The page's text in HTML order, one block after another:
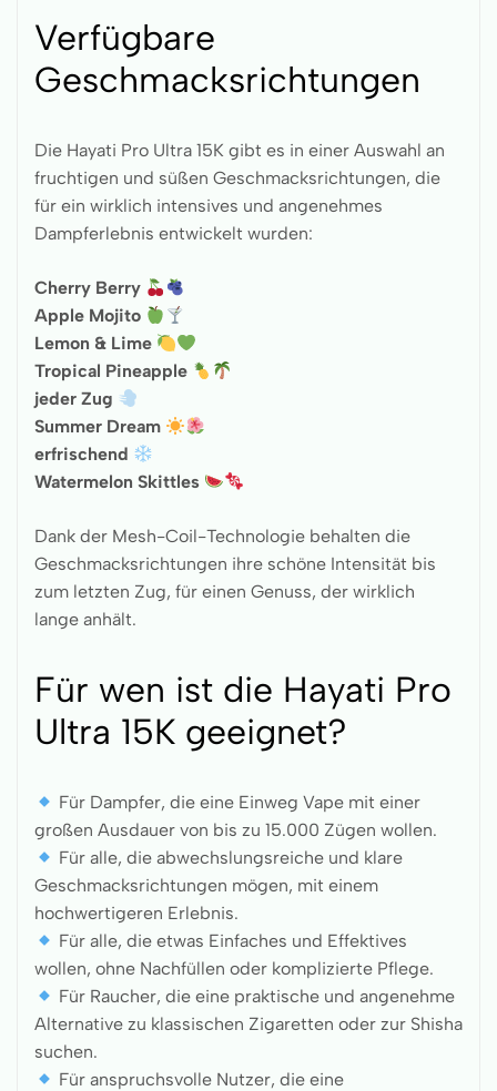
Verfügbare
Geschmacksrichtungen
Die Hayati Pro Ultra 15K gibt es in einer Auswahl an
fruchtigen und süßen Geschmacksrichtungen, die
für ein wirklich intensives und angenehmes
Dampferlebnis entwickelt wurden:
Cherry Berry
Apple Mojito
Lemon & Lime
Tropical Pineapple
jeder Zug
Summer Dream
erfrischend
Watermelon Skittles
Dank der Mesh-Coil-Technologie behalten die
Geschmacksrichtungen ihre schöne Intensität bis
zum letzten Zug, für einen Genuss, der wirklich
lange anhält.
Für wen ist die Hayati Pro
Ultra 15K geeignet?
Für Dampfer, die eine Einweg Vape mit einer
großen Ausdauer von bis zu 15.000 Zügen wollen.
Für alle, die abwechslungsreiche und klare
Geschmacksrichtungen mögen, mit einem
hochwertigeren Erlebnis.
Für alle, die etwas Einfaches und Effektives
wollen, ohne Nachfüllen oder komplizierte Pflege.
Für Raucher, die eine praktische und angenehme
Alternative zu klassischen Zigaretten oder zur Shisha
suchen.
Für anspruchsvolle Nutzer, die eine